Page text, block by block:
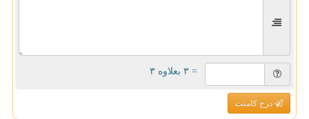
= ۳ بعلاوه ۳
درج کامنت